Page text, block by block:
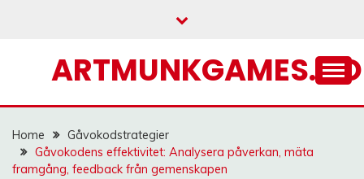
Home
Gåvokodstrategier
Gåvokodens effektivitet: Analysera påverkan, mäta
framgång, feedback från gemenskapen